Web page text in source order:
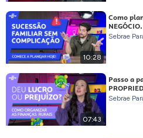
10:28
Como
NEGÓCIO.
Sebrae
07:43
Passo a
Sebrae